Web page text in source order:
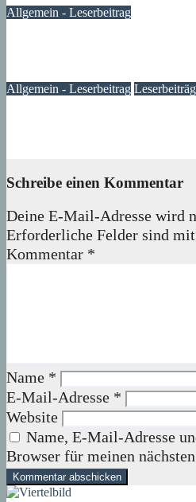
Allgemein - Leserbeitrag
Allgemein - Leserbeitrag
Schreibe einen Kommentar
Deine E-Mail-Adresse wird
Erforderliche Felder sind mit
Kommentar *
Name *
E-Mail-Adresse *
Website
Name, E-Mail-Adresse
Browser für meinen